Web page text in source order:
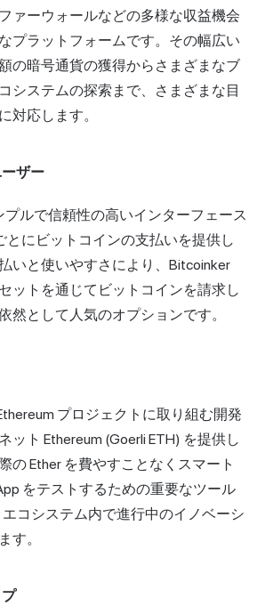
ァーウォールなどの多様な収益機会
プラットフォームです。その幅広い
の暗号通貨の獲得からさまざまなブ
システムの探索まで、さまざまな目
対応します。
ザー
プルで信頼性の高いインターフェース
とにビットコインの支払いを提供し
いと使いやすさにより、Bitcoinker
ットを通じてビットコインを請求し
然として人気のオプションです。
プロジェクトに取り組む開発
ット Ethereum (Goerli ETH) を提供し
の Ether を費やすことなくスマート
をテストするための重要なツール
エコシステム内で進行中のイノベーシ
す。